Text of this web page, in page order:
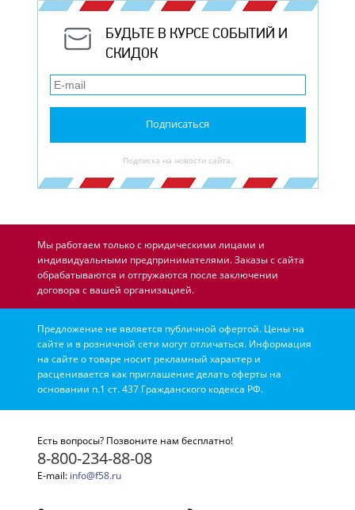
БУДЬТЕ В КУРСЕ СОБЫТИЙ И
СКИДОК
Подписаться
Подписка на новости сайта.
Мы работаем только с юридическими лицами и
индивидуальными предпринимателями. Заказы с сайта
обрабатываются и отгружаются после заключении
договора с вашей организацией.
Предложение не является публичной офертой. Цены на
сайте и в розничной сети могут отличаться. Информация
на сайте о товаре носит рекламный характер и
расценивается как приглашение делать оферты на
основании п.1 ст. 437 Гражданского кодекса РФ.
Есть вопросы? Позвоните нам бесплатно!
8-800-234-88-08
E-mail: info@f58.ru